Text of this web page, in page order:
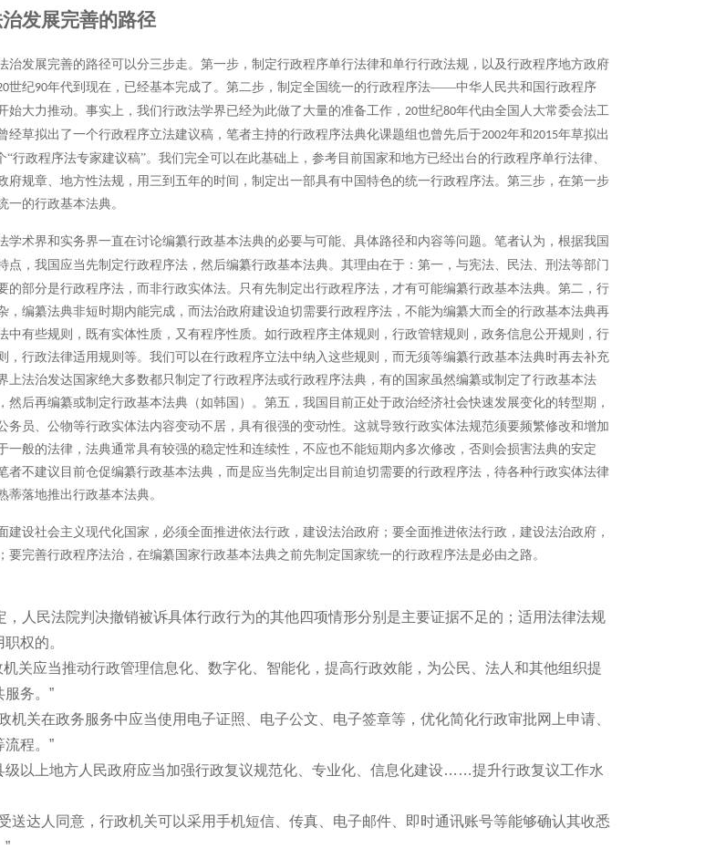
发展完善的路径
治发展完善的路径可以分三步走。第一步，制定行政程序单行法律和单行行政法规，以及行政程序地方政府
世纪90年代到现在，已经基本完成了。第二步，制定全国统一的行政程序法――中华人民共和国行政程序
始大力推动。事实上，我们行政法学界已经为此做了大量的准备工作， 20世纪80年代由全国人大常委会法工
经草拟出了一个行政程序立法建议稿，笔者主持的行政程序法典化课题组也曾先后于2002年和2015年草拟出
“行政程序法专家建议稿”。我们完全可以在此基础上，参考目前国家和地方已经出台的行政程序单行法律、
府规章、地方性法规，用三到五年的时间，制定出一部具有中国特色的统一行政程序法。第三步，在第一步
一的行政基本法典。
学术界和实务界一直在讨论编纂行政基本法典的必要与可能、具体路径和内容等问题。笔者认为，根据我国
点，我国应当先制定行政程序法，然后编纂行政基本法典。其理由在于： 第一，与宪法、民法、刑法等部门
的部分是行政程序法，而非行政实体法。只有先制定出行政程序法，才有可能编纂行政基本法典。第二，行
，编纂法典非短时期内能完成，而法治政府建设迫切需要行政程序法，不能为编纂大而全的行政基本法典再
中有些规则，既有实体性质，又有程序性质。如行政程序主体规则，行政管辖规则，政务信息公开规则，行
，行政法律适用规则等。我们可以在行政程序立法中纳入这些规则，而无须等编纂行政基本法典时再去补充
上法治发达国家绝大多数都只制定了行政程序法或行政程序法典，有的国家虽然编纂或制定了行政基本法
然后再编纂或制定行政基本法典（如韩国）。 第五，我国目前正处于政治经济社会快速发展变化的转型期，
务员、公物等行政实体法内容变动不居，具有很强的变动性。这就导致行政实体法规范须要频繁修改和增加
一般的法律，法典通常具有较强的稳定性和连续性，不应也不能短期内多次修改，否则会损害法典的安定
者不建议目前仓促编纂行政基本法典，而是应当先制定出目前迫切需要的行政程序法，待各种行政实体法律
落地推出行政基本法典。
建设社会主义现代化国家，必须全面推进依法行政，建设法治政府；要全面推进依法行政，建设法治政府，
要完善行政程序法治，在编纂国家行政基本法典之前先制定国家统一的行政程序法是必由之路。
，人民法院判决撤销被诉具体行政行为的其他四项情形分别是主要证据不足的；适用法律法规
权的。
机关应当推动行政管理信息化、数字化、智能化，提高行政效能，为公民、法人和其他组织提
务。”
机关在政务服务中应当使用电子证照、电子公文、电子签章等，优化简化行政审批网上申请、
程。”
级以上地方人民政府应当加强行政复议规范化、专业化、信息化建设……提升行政复议工作水
送达人同意，行政机关可以采用手机短信、传真、电子邮件、即时通讯账号等能够确认其收悉